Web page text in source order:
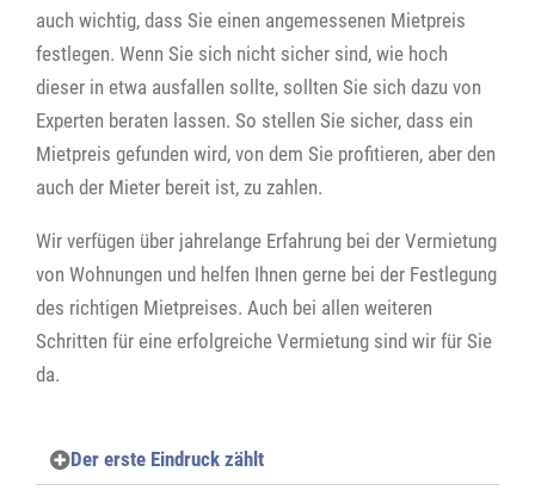
auch wichtig, dass Sie einen angemessenen Mietpreis
festlegen. Wenn Sie sich nicht sicher sind, wie hoch
dieser in etwa ausfallen sollte, sollten Sie sich dazu von
Experten beraten lassen. So stellen Sie sicher, dass ein
Mietpreis gefunden wird, von dem Sie profitieren, aber den
auch der Mieter bereit ist, zu zahlen.
Wir verfügen über jahrelange Erfahrung bei der Vermietung
von Wohnungen und helfen Ihnen gerne bei der Festlegung
des richtigen Mietpreises. Auch bei allen weiteren
Schritten für eine erfolgreiche Vermietung sind wir für Sie
da.
Der erste Eindruck zählt